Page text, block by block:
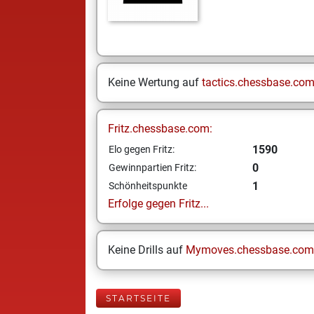
Keine Wertung auf tactics.chessbase.com
Fritz.chessbase.com:
Elo gegen Fritz: 1590
Gewinnpartien Fritz: 0
Schönheitspunkte
1
Erfolge gegen Fritz...
Keine Drills auf Mymoves.chessbase.com
STARTSEITE